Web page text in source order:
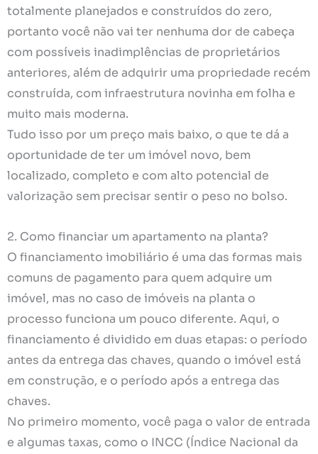
totalmente planejados e construídos do zero,
portanto você não vai ter nenhuma dor de cabeça
com possíveis inadimplências de proprietários
anteriores, além de adquirir uma propriedade recém
construída, com infraestrutura novinha em folha e
muito mais moderna.
Tudo isso por um preço mais baixo, o que te dá a
oportunidade de ter um imóvel novo, bem
localizado, completo e com alto potencial de
valorização sem precisar sentir o peso no bolso.
2. Como financiar um apartamento na planta?
O financiamento imobiliário é uma das formas mais
comuns de pagamento para quem adquire um
imóvel, mas no caso de imóveis na planta o
processo funciona um pouco diferente. Aqui, o
financiamento é dividido em duas etapas: o período
antes da entrega das chaves, quando o imóvel está
em construção, e o período após a entrega das
chaves.
No primeiro momento, você paga o valor de entrada
e algumas taxas, como o INCC (Índice Nacional da